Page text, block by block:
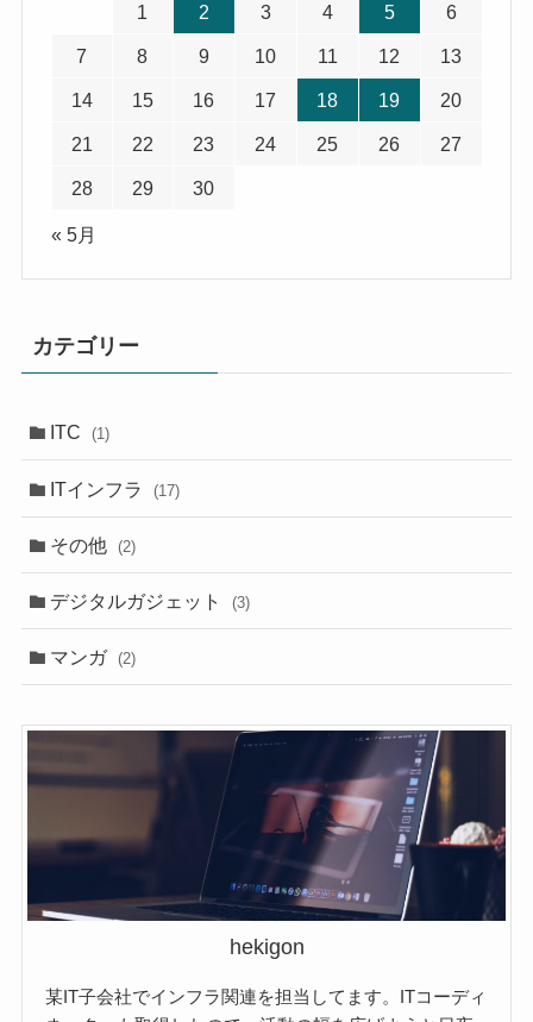
1 2 3 4 5 6
7 8 9 10 11 12 13
14 15 16 17 18 19 20
21 22 23 24 25 26 27
28 29 30
« 5月
カテゴリー
ITC (1)
ITインフラ (17)
その他 (2)
デジタルガジェット (3)
マンガ (2)
hekigon
某IT子会社でインフラ関連を担当してます。ITコーディ